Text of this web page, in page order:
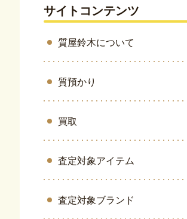
サイトコンテンツ
質屋鈴木について
質預かり
買取
査定対象アイテム
査定対象ブランド